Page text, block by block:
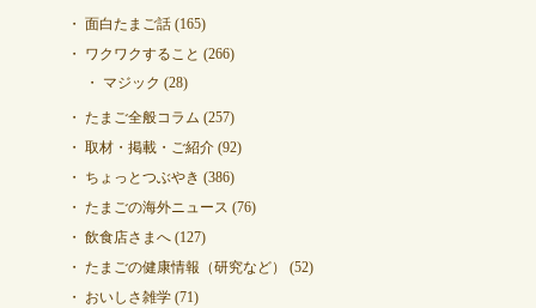
面白たまご話(165)
ワクワクすること (266)
マジック (28)
たまご全般コラム (257)
取材・掲載・ご紹介(92)
ちょっとつぶやき (386)
たまごの海外ニュース (76)
飲食店さまへ(127)
たまごの健康情報（研究など）
(52)
おいしさ雑学(71)